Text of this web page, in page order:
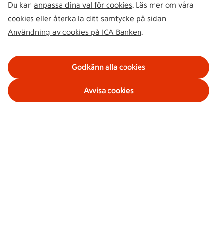
Du kan anpassa dina val för cookies. Läs mer om våra
cookies eller återkalla ditt samtycke på sidan
Användning av cookies på ICA Banken.
Godkänn alla cookies
Avvisa cookies